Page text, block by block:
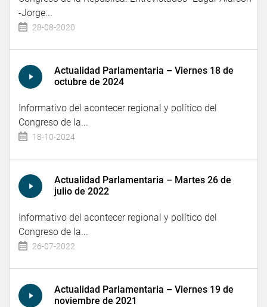
-Jorge...
28-08-2020
Actualidad Parlamentaria – Viernes 18 de
octubre de 2024
Informativo del acontecer regional y político del
Congreso de la...
18-10-2024
Actualidad Parlamentaria – Martes 26 de
julio de 2022
Informativo del acontecer regional y político del
Congreso de la...
26-07-2022
Actualidad Parlamentaria – Viernes 19 de
noviembre de 2021